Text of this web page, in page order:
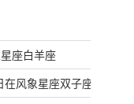
座白羊座
风象星座双子座